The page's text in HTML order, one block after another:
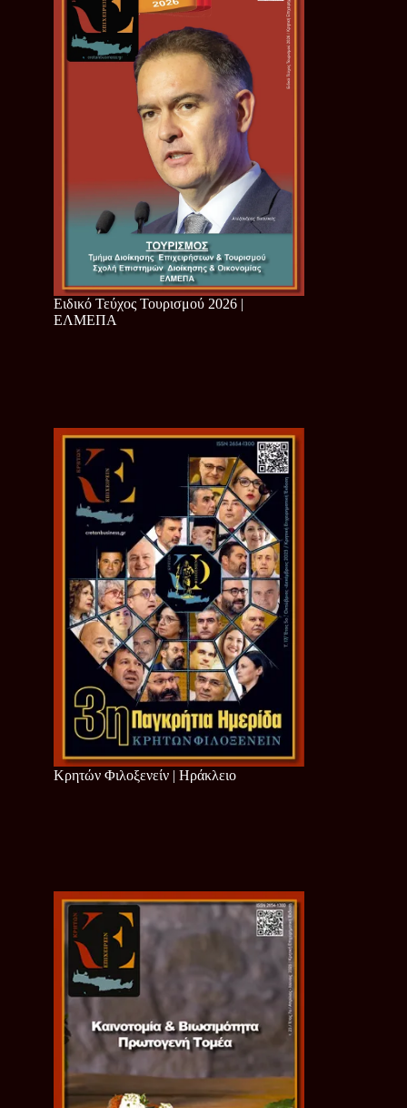
Ειδικό Τεύχος Τουρισμού 2026 |
ΕΛΜΕΠΑ
Κρητών Φιλοξενείν | Ηράκλειο